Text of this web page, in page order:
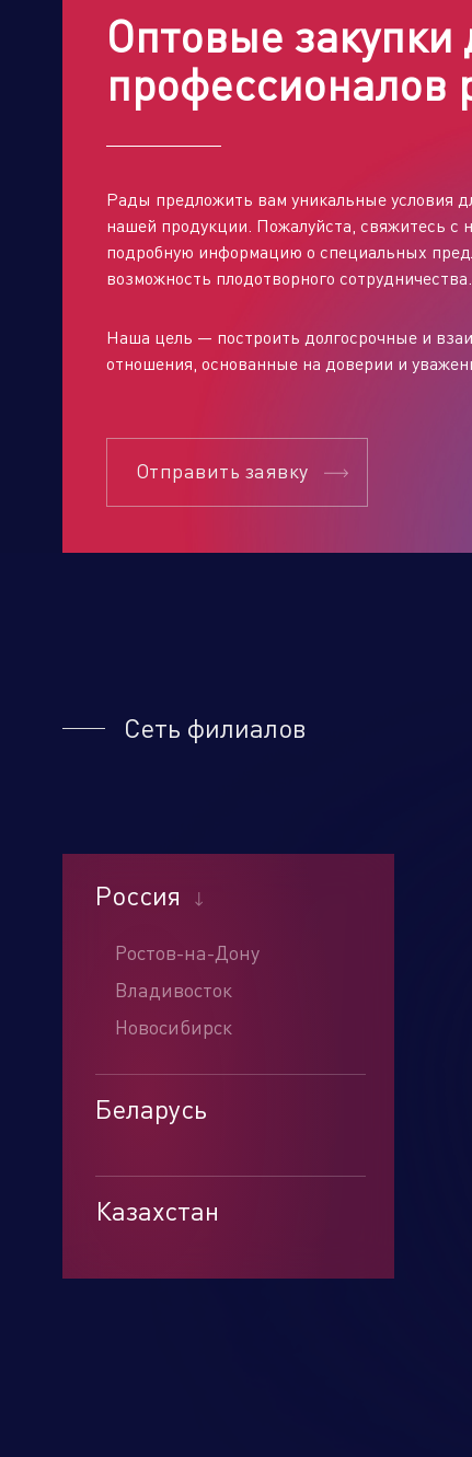
Оптовые закупки
профессионалов
Рады предложить вам уникальные условия
нашей продукции. Пожалуйста, свяжитесь с
подробную информацию о специальных
возможность плодотворного сотрудничества.
Наша цель — построить долгосрочные и
отношения, основанные на доверии и
Отправить заявку
Сеть филиалов
Россия
Ростов-на-Дону
Владивосток
Новосибирск
Беларусь
Казахстан